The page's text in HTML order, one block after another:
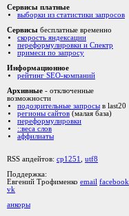
Сервисы платные
выборки из статистики запросов
Сервисы бесплатные временно
скорость яндексации
переформулировки и Спектр
примеси по запросу
Информационное
рейтинг SEO-компаний
Архивные - отключенные
возможности
подозрительные запросы в last20
регионы сайтов (малая база)
переформулировки
::веса слов
аффилиаты
RSS апдейтов: cp1251
utf8
Поддержка:
Евгений Трофименко email facebook
vk
анкоры